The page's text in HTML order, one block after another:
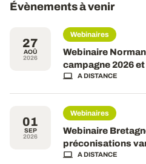
Évènements à venir
27
AOÛ
2026
Webinaires
Webinaire
campagne 2026
A DISTANCE
01
SEP
2026
Webinaires
Webinaire
préconisations
A DISTANCE